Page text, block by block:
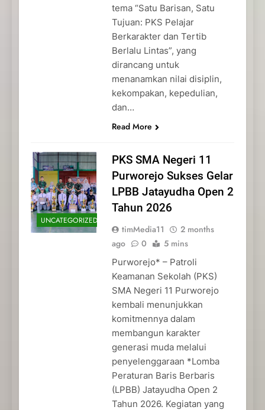
tema “Satu Barisan, Satu
Tujuan: PKS Pelajar
Berkarakter dan Tertib
Berlalu Lintas”, yang
dirancang untuk
menanamkan nilai disiplin,
kekompakan, kepedulian,
dan…
Read More
UNCATEGORIZED
PKS SMA Negeri 11
Purworejo Sukses Gelar
LPBB Jatayudha Open 2
Tahun 2026
timMedia11
2 months
ago
0 5 mins
Purworejo* – Patroli
Keamanan Sekolah (PKS)
SMA Negeri 11 Purworejo
kembali menunjukkan
komitmennya dalam
membangun karakter
generasi muda melalui
penyelenggaraan *Lomba
Peraturan Baris Berbaris
(LPBB) Jatayudha Open 2
Tahun 2026. Kegiatan yang